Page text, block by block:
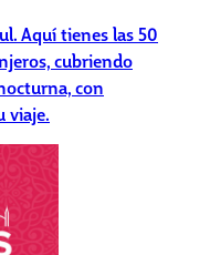
Aquí tienes las 50
cubriendo
con
viaje.